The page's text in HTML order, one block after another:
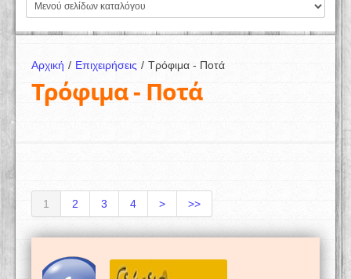
Αρχική / Επιχειρήσεις / Τρόφιμα - Ποτά
Τρόφιμα - Ποτά
1 2 3 4 > >>